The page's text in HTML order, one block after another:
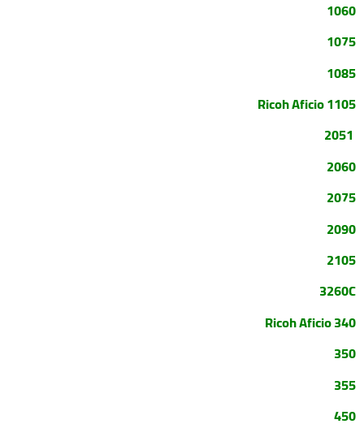
1060
1075
1085
Ricoh Aficio 1105
2060
2075
2090
2105
3260C
Ricoh Aficio 340
350
355
450